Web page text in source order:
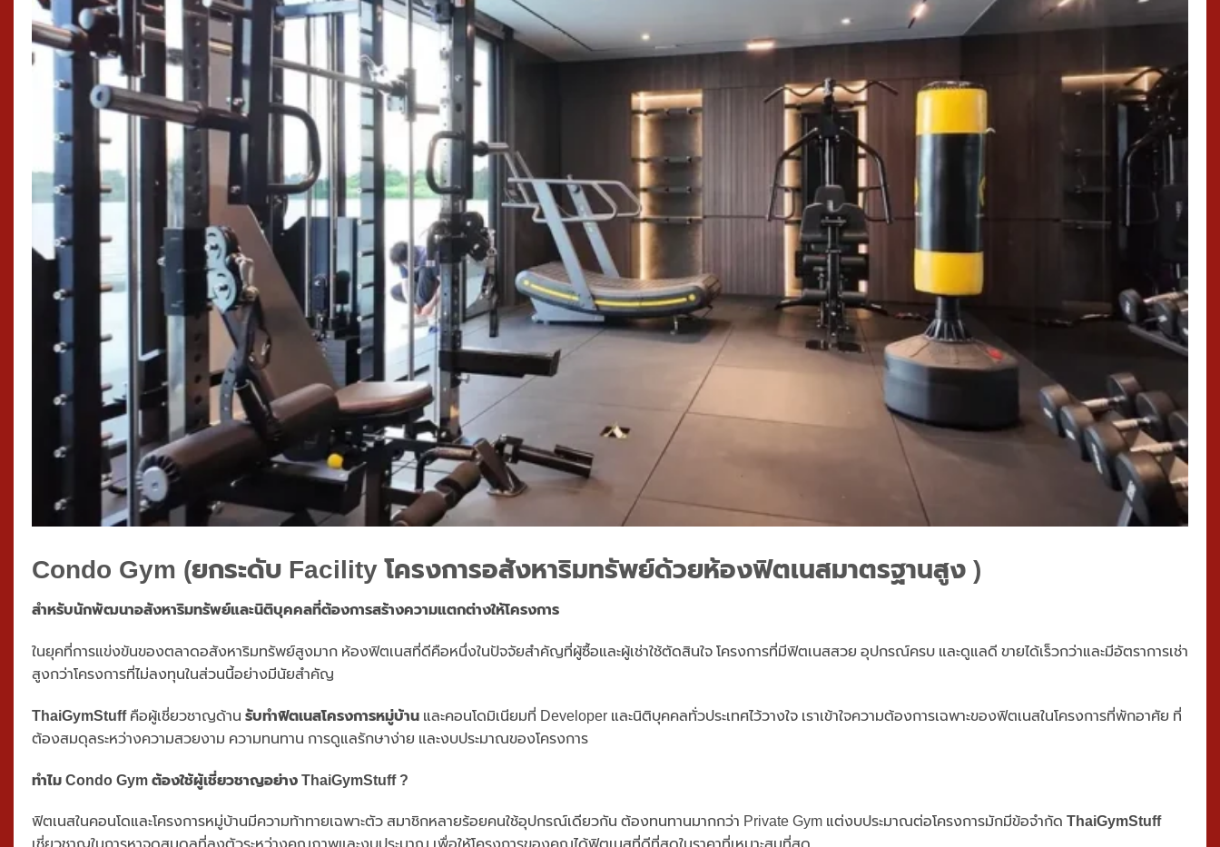
Condo Gym (ยกระดับ Facility โครงการอสังหาริมทรัพย์ด้วยห้องฟิตเนสมาตรฐานสูง )
สำหรับนักพัฒนาอสังหาริมทรัพย์และนิติบุคคลที่ต้องการสร้างความแตกต่างให้โครงการ
ในยุคที่การแข่งขันของตลาดอสังหาริมทรัพย์สูงมาก ห้องฟิตเนสที่ดีคือหนึ่งในปัจจัยสำคัญที่ผู้ซื้อและผู้เช่าใช้ตัดสินใจ โครงการที่มีฟิตเนสสวย อุปกรณ์ครบ และดูแลดี ขายได้เร็วกว่าและมีอัตราการเช่า
สูงกว่าโครงการที่ไม่ลงทุนในส่วนนี้อย่างมีนัยสำคัญ
ThaiGymStuffคือผู้เชี่ยวชาญด้าน รับทำฟิตเนสโครงการหมู่บ้าน และคอนโดมิเนียมที่ Developer และนิติบุคคลทั่วประเทศไว้วางใจ เราเข้าใจความต้องการเฉพาะของฟิตเนสในโครงการที่พักอาศัย ที่
ต้องสมดุลระหว่างความสวยงาม ความทนทาน การดูแลรักษาง่าย และงบประมาณของโครงการ
ทำไม Condo Gym ต้องใช้ผู้เชี่ยวชาญอย่าง ThaiGymStuff ?
ฟิตเนสในคอนโดและโครงการหมู่บ้านมีความท้าทายเฉพาะตัว สมาชิกหลายร้อยคนใช้อุปกรณ์เดียวกัน ต้องทนทานมากกว่า Private Gym แต่งบประมาณต่อโครงการมักมีข้อจำกัด ThaiGymStuff